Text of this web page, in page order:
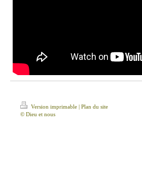
Version imprimable | Plan du site
© Dieu et nous